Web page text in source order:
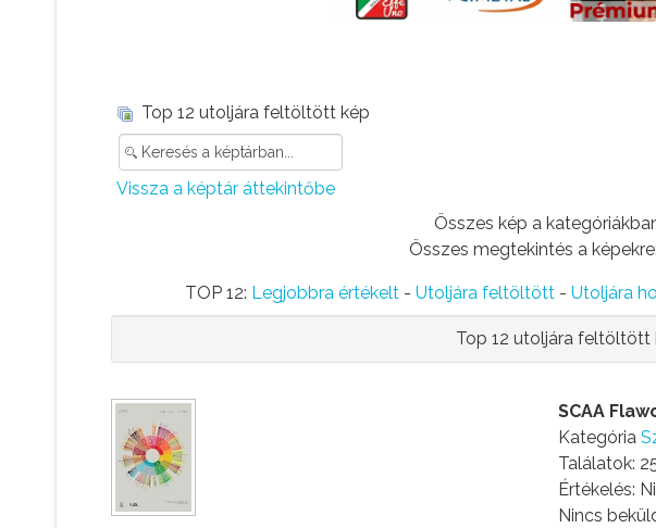
Top 12 utoljára feltöltött kép
Vissza a képtár áttekintőbe
Összes kép a
Összes megtekintés a
TOP 12: Legjobbra értékelt -Utoljára feltöltött -Utoljára
Top 12 utoljára feltöltött
SCAA
Kategória
Találatok:
Értékelés:
Nincs